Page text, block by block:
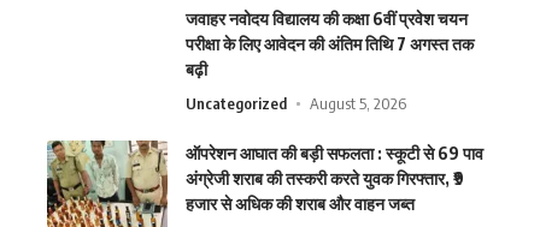
जवाहर नवोदय विद्यालय की कक्षा 6वीं प्रवेश चयन
परीक्षा के लिए आवेदन की अंतिम तिथि 7 अगस्त तक
बढ़ी
Uncategorized August 5, 2026
ऑपरेशन आघात की बड़ी सफलता : स्कूटी से 69 पाव
अंग्रेजी शराब की तस्करी करते युवक गिरफ्तार, ₹9
हजार से अधिक की शराब और वाहन जब्त